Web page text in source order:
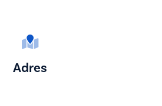
Adres